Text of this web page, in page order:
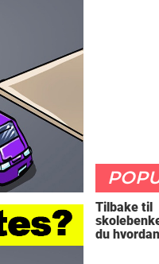
Tilbake til
du